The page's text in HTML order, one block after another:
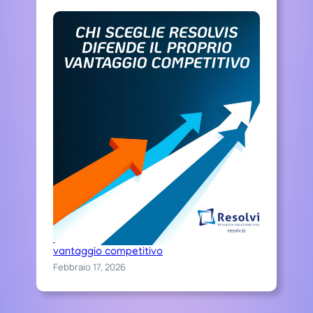
Chi sceglie Resolvis difende il proprio
vantaggio competitivo
Febbraio 17, 2026